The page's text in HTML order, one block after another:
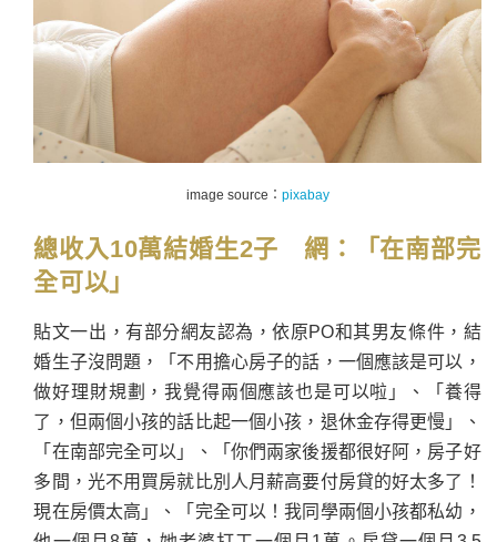
image source： pixabay
總收入10萬結婚生2子 網：「在南部完
全可以」
貼文一出，有部分網友認為，依原PO和其男友條件，結
婚生子沒問題，「不用擔心房子的話，一個應該是可以，
做好理財規劃，我覺得兩個應該也是可以啦」、「養得
了，但兩個小孩的話比起一個小孩，退休金存得更慢」、
「在南部完全可以」、「你們兩家後援都很好阿，房子好
多間，光不用買房就比別人月薪高要付房貸的好太多了！
現在房價太高」、「完全可以！我同學兩個小孩都私幼，